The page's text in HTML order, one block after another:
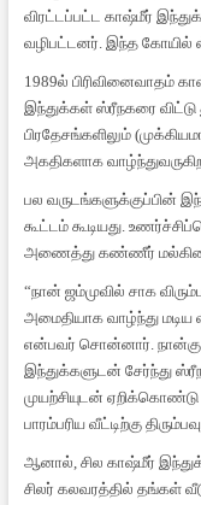
விரட்டப்பட்ட காஷ்மீர்
வழிபட்டனர். இந்த கோயில்
1989ல் பிரிவினைவாதம்
இந்துக்கள் ஸ்ரீநகரை
பிரதேசங்களிலும்
அகதிகளாக
பல வருடங்களுக்குப்பின்
கூட்டம் கூடியது.
அணைத்து கண்ணீர்
“நான் ஜம்முவில் சாக
அமைதியாக வாழ்ந்து
என்பவர் சொன்னார். நான்கு
இந்துக்களுடன் சேர்ந்து
முயற்சியுடன்
பாரம்பரிய வீட்டிற்கு
ஆனால், சில காஷ்மீர்
சிலர் கலவரத்தில் தங்கள்